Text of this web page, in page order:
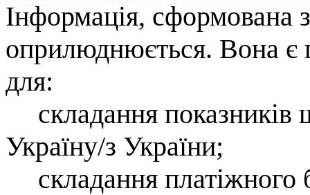
Інформація,
оприлюднюється. Вона є
для:
складання
Україну/з України;
складання платіжного